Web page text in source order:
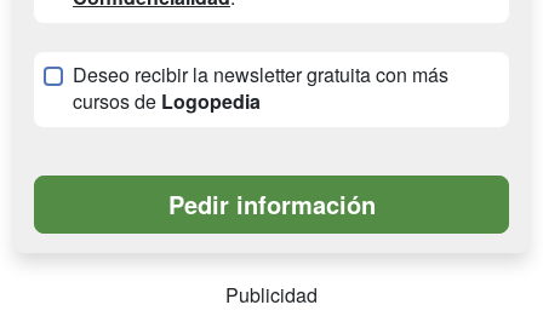
Deseo recibir la newsletter gratuita con más
cursos de Logopedia
Publicidad